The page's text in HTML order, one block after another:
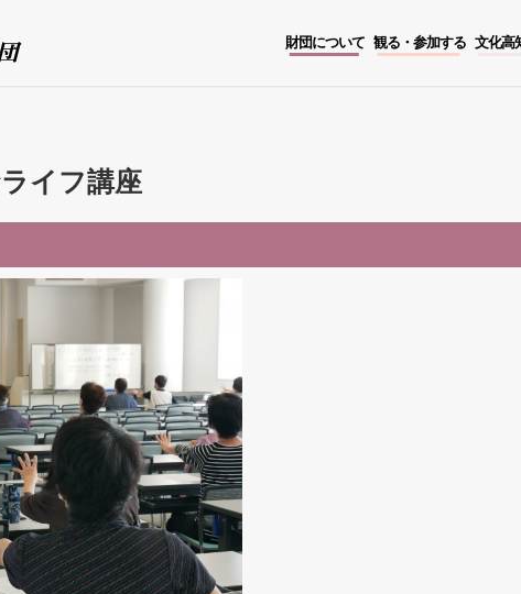
財団について 観る・参加する 文化高
イフ講座